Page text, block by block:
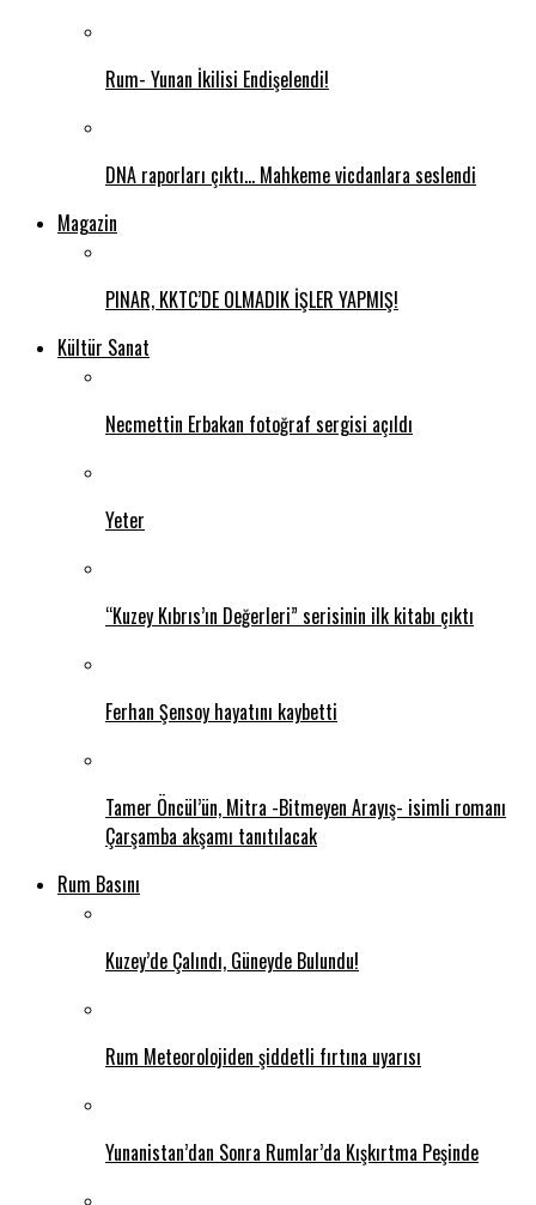
Rum- Yunan İkilisi Endişelendi!
DNA raporları çıktı… Mahkeme vicdanlara seslendi
Magazin
PINAR, KKTC’DE OLMADIK İŞLER YAPMIŞ!
Kültür Sanat
Necmettin Erbakan fotoğraf sergisi açıldı
Yeter
“Kuzey Kıbrıs’ın Değerleri” serisinin ilk kitabı çıktı
Ferhan Şensoy hayatını kaybetti
Tamer Öncül’ün, Mitra -Bitmeyen Arayış- isimli romanı
Çarşamba akşamı tanıtılacak
Rum Basını
Kuzey’de Çalındı, Güneyde Bulundu!
Rum Meteorolojiden şiddetli fırtına uyarısı
Yunanistan’dan Sonra Rumlar’da Kışkırtma Peşinde